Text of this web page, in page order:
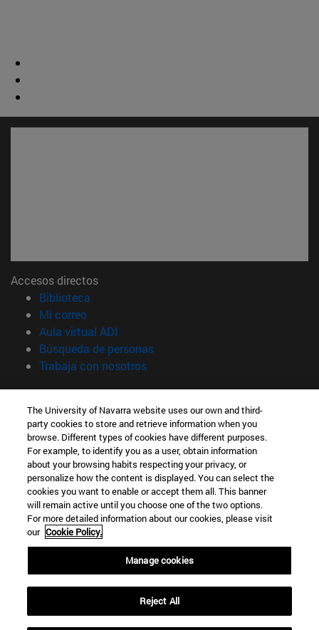
Accesos directos
Biblioteca
Mi correo(abre en nueva ventana)
Aula virtual ADI
Búsqueda de personas(abre en nueva ventana)
Trabaja con nosotros(abre en nueva ventana)
Información
TFNO +34 948 42 56 00
¿QUÉ GRADO TE INTERESA?
¿QUÉ MÁSTER TE INTERESA?
© Universidad de Navarra
Información legal
Accesibilidad
Configuración de cookies
The University of Navarra website uses our own and third-
party cookies to store and retrieve information when you
browse. Different types of cookies have different purposes.
For example, to identify you as a user, obtain information
about your browsing habits respecting your privacy, or
personalize how the content is displayed. You can select the
cookies you want to enable or accept them all. This banner
will remain active until you choose one of the two options.
For more detailed information about our cookies, please visit
our Cookie Policy.
Manage cookies
Reject All